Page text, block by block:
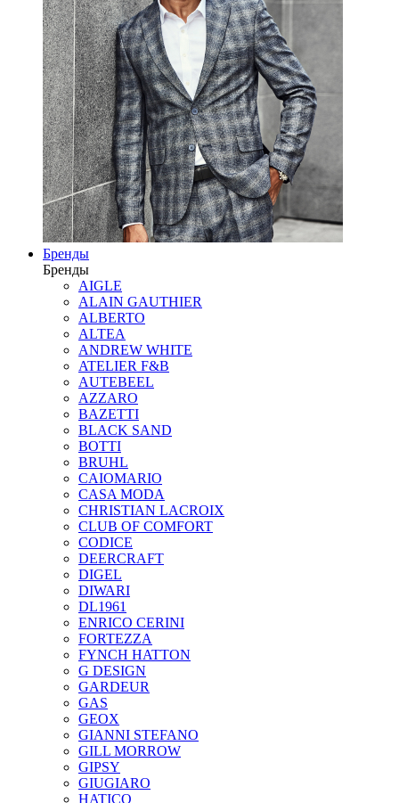
Бренды
Бренды
AIGLE
ALAIN GAUTHIER
ALBERTO
ALTEA
ANDREW WHITE
ATELIER F&B
AUTEBEEL
AZZARO
BAZETTI
BLACK SAND
BOTTI
BRUHL
CAIOMARIO
CASA MODA
CHRISTIAN LACROIX
CLUB OF COMFORT
CODICE
DEERCRAFT
DIGEL
DIWARI
DL1961
ENRICO CERINI
FORTEZZA
FYNCH HATTON
G DESIGN
GARDEUR
GAS
GEOX
GIANNI STEFANO
GILL MORROW
GIPSY
GIUGIARO
HATICO